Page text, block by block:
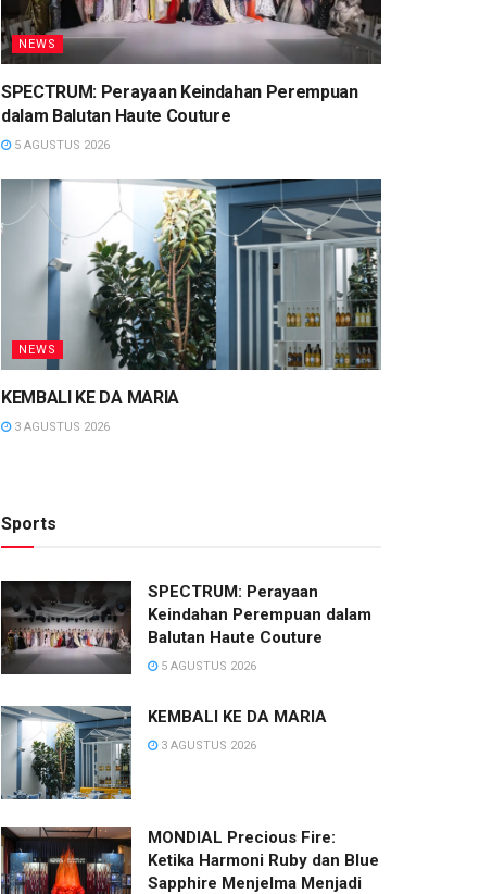
NEWS
SPECTRUM: Perayaan Keindahan Perempuan
dalam Balutan Haute Couture
5 AGUSTUS 2026
NEWS
KEMBALI KE DA MARIA
3 AGUSTUS 2026
Sports
SPECTRUM: Perayaan
Keindahan Perempuan dalam
Balutan Haute Couture
5 AGUSTUS 2026
KEMBALI KE DA MARIA
3 AGUSTUS 2026
MONDIAL Precious Fire:
Ketika Harmoni Ruby dan Blue
Sapphire Menjelma Menjadi